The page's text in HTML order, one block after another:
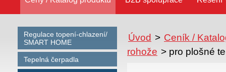
Regulace topení-chlazení/
SMART HOME
Tepelná čerpadla
Úvod > Ceník /
rohože > pro plošné